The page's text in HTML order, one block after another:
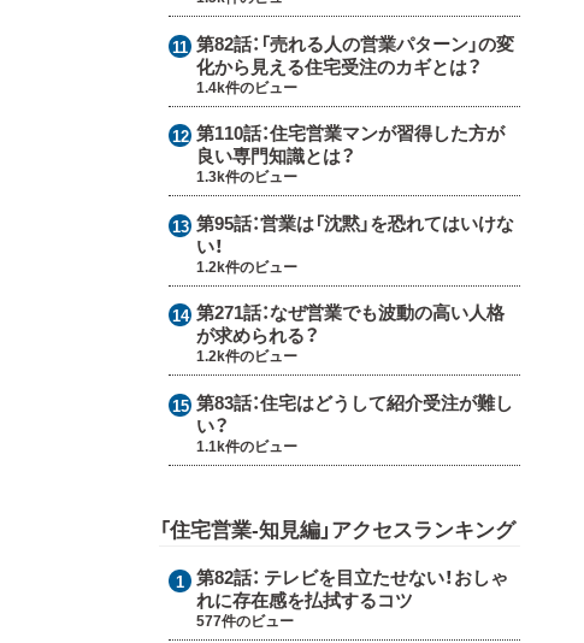
第82話： 「売れる人の営業パターン」の変
化から見える住宅受注のカギとは？
1.4k件のビュー
第110話：住宅営業マンが習得した方が
良い専門知識とは？
1.3k件のビュー
第95話：営業は「沈黙」を恐れてはいけな
い！
1.2k件のビュー
第271話：なぜ営業でも波動の高い人格
が求められる？
1.2k件のビュー
第83話：住宅はどうして紹介受注が難し
い？
1.1k件のビュー
「住宅営業-知見編」アクセスランキング
第82話： テレビを目立たせない！おしゃ
れに存在感を払拭するコツ
577件のビュー